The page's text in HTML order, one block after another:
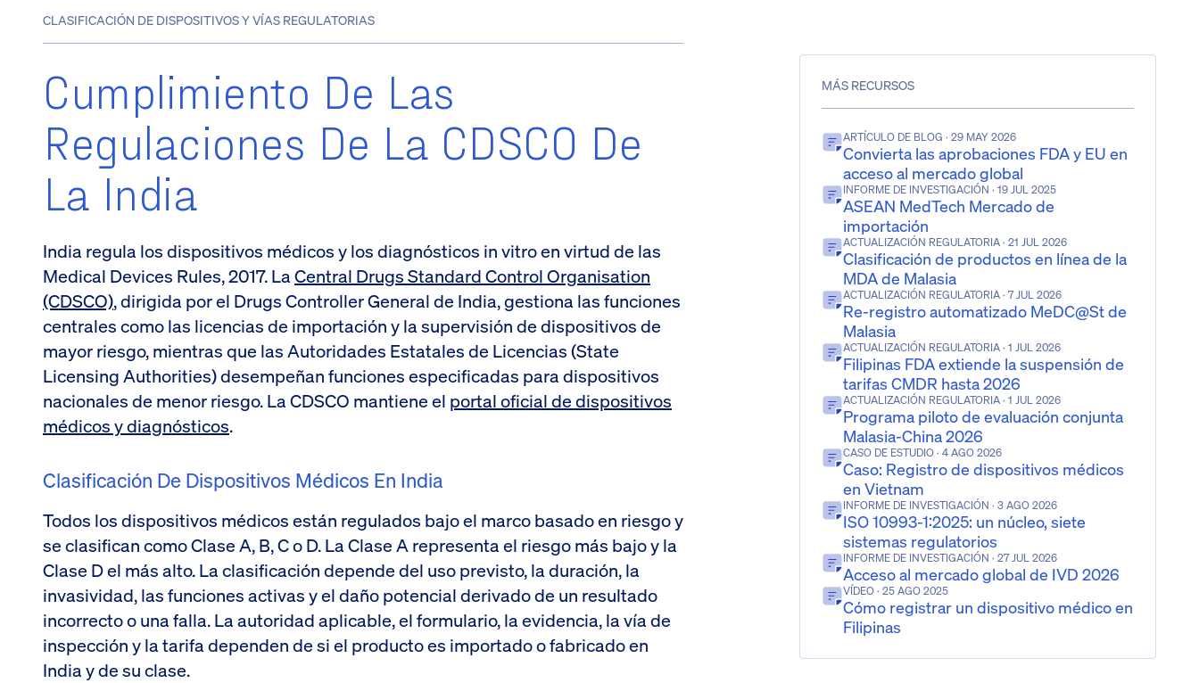
CLASIFICACIÓN DE DISPOSITIVOS Y VÍAS REGULATORIAS
Cumplimiento De Las
Regulaciones De La CDSCO De
La India
India regula los dispositivos médicos y los diagnósticos in vitro en virtud de las
Medical Devices Rules, 2017. LaCentral Drugs Standard Control Organisation
(CDSCO), dirigida por el Drugs Controller General de India, gestiona las funciones
centrales como las licencias de importación y la supervisión de dispositivos de
mayor riesgo, mientras que las Autoridades Estatales de Licencias (State
Licensing Authorities) desempeñan funciones especificadas para dispositivos
nacionales de menor riesgo. La CDSCO mantiene el portal oficial de dispositivos
médicos y diagnósticos.
Clasificación De Dispositivos Médicos En India
Todos los dispositivos médicos están regulados bajo el marco basado en riesgo y
se clasifican como Clase A, B, C o D. La Clase A representa el riesgo más bajo y la
Clase D el más alto. La clasificación depende del uso previsto, la duración, la
invasividad, las funciones activas y el daño potencial derivado de un resultado
incorrecto o una falla. La autoridad aplicable, el formulario, la evidencia, la vía de
inspección y la tarifa dependen de si el producto es importado o fabricado en
India y de su clase.
MÁS RECURSOS
ARTÍCULO DE BLOG · 29 MAY 2026
Convierta las aprobaciones FDA y EU en
acceso al mercado global
INFORME DE INVESTIGACIÓN · 19 JUL 2025
ASEAN MedTech Mercado de
importación
ACTUALIZACIÓN REGULATORIA · 21 JUL 2026
Clasificación de productos en línea de la
MDA de Malasia
ACTUALIZACIÓN REGULATORIA · 7 JUL 2026
Re-registro automatizado MeDC@St de
Malasia
ACTUALIZACIÓN REGULATORIA · 1 JUL 2026
Filipinas FDA extiende la suspensión de
tarifas CMDR hasta 2026
ACTUALIZACIÓN REGULATORIA · 1 JUL 2026
Programa piloto de evaluación conjunta
Malasia-China 2026
CASO DE ESTUDIO · 4 AGO 2026
Caso: Registro de dispositivos médicos
en Vietnam
INFORME DE INVESTIGACIÓN · 3 AGO 2026
ISO 10993-1:2025: un núcleo, siete
sistemas regulatorios
INFORME DE INVESTIGACIÓN · 27 JUL 2026
Acceso al mercado global de IVD 2026
VÍDEO · 25 AGO 2025
Cómo registrar un dispositivo médico en
Filipinas